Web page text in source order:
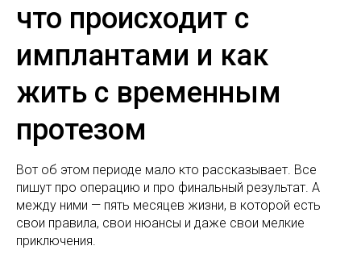
что происходит с
имплантами и как
жить с временным
протезом
Вот об этом периоде мало кто рассказывает. Все
пишут про операцию и про финальный результат. А
между ними — пять месяцев жизни, в которой есть
свои правила, свои нюансы и даже свои мелкие
приключения.